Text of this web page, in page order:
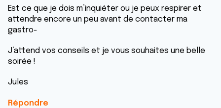
Est ce que je dois m’inquiéter ou je peux respirer et
attendre encore un peu avant de contacter ma
gastro-
J’attend vos conseils et je vous souhaites une belle
soirée !
Jules
Répondre